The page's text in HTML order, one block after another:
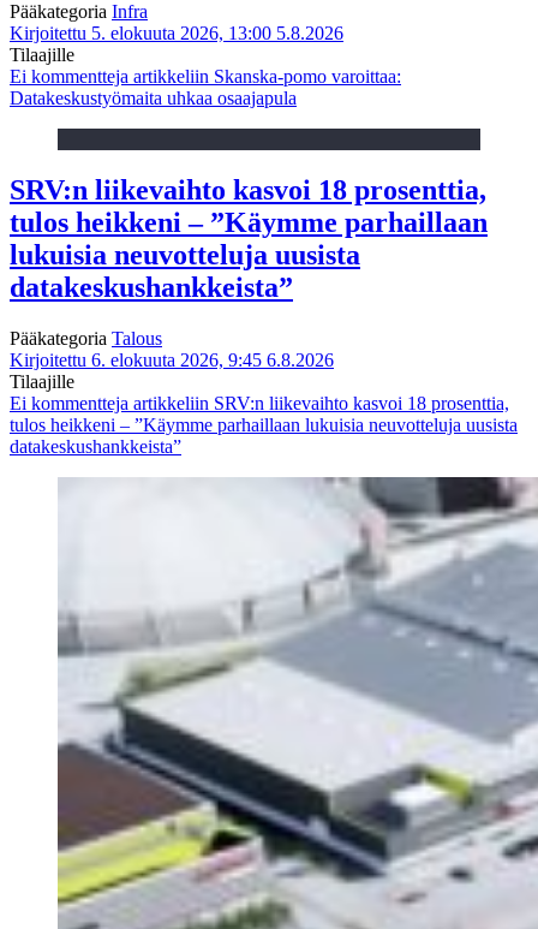
Pääkategoria Infra
Kirjoitettu 5. elokuuta 2026, 13:00 5.8.2026
Tilaajille
Ei kommentteja artikkeliin Skanska-pomo varoittaa:
Datakeskustyömaita uhkaa osaajapula
SRV:n liikevaihto kasvoi 18 prosenttia,
tulos heikkeni – ”Käymme parhaillaan
lukuisia neuvotteluja uusista
datakeskushankkeista”
Pääkategoria Talous
Kirjoitettu 6. elokuuta 2026, 9:45 6.8.2026
Tilaajille
Ei kommentteja artikkeliin SRV:n liikevaihto kasvoi 18 prosenttia,
tulos heikkeni – ”Käymme parhaillaan lukuisia neuvotteluja uusista
datakeskushankkeista”